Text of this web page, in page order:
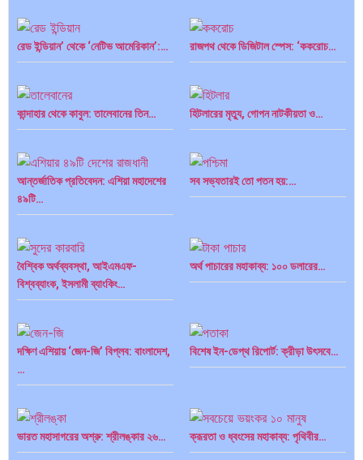
রেড ইন্ডিয়ান’ থেকে ‘নেটিভ আমেরিকান’:… রাজপথ থেকে ডিজিটাল স্পেস: ‘ককরোচ…
কান্দাহার থেকে কাবুল: তালেবানের তিন… হিটলারের মৃত্যু, গোপন নাটকীয়তা ও…
আন্তর্জাতিক প্রতিবেদন: এশিয়া মহাদেশের
৪৯টি…
সব সভ্যতারই তো পতন হয়:…
বৈশ্বিক অর্থব্যবস্থা, আইএমএফ-
বিশ্বব্যাংক, ইসলামী ব্যাংকিং…
অর্থ পাচারের মহাকাব্য: ১০০ ডলারের…
দক্ষিণ এশিয়ায় ‘জেন-জি’ বিপ্লব: বাংলাদেশ,
…
বিশেষ ইন-ডেপ্থ রিপোর্ট: ক্রীড়া উৎসবে…
ভারত মহাসাগরের অশ্রু: শ্রীলঙ্কার ২৬… ক্রূরতা ও ধ্বংসের মহাকাব্য: পৃথিবীর…